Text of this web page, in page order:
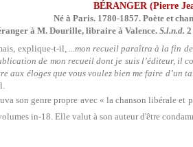
BÉRANGER (Pierre
Né à Paris. 1780-1857. Poète et
à M. Dourille, libraire à Valence. S.l.n.d. 2
explique-t-il, ...mon recueil paraîtra à la fin
de mon recueil dont je suis l’éditeur, il
aux éloges que vous voulez bien me faire
son genre propre avec « la chanson libérale
in-18. Elle valut à son auteur d'être